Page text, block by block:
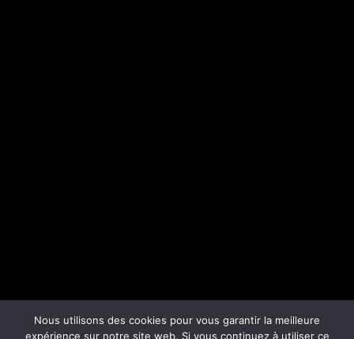
Nous utilisons des cookies pour vous garantir la meilleure
expérience sur notre site web. Si vous continuez à utiliser ce